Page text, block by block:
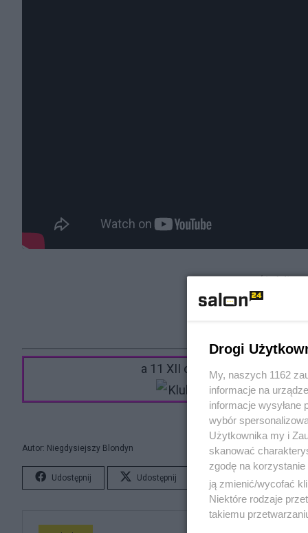
(źródło:
a 11 XII od 18 będę słuchał
Autor: Niegdysiejszy Blondyn
Udostępnij Udostępnij
Drogi
My, naszych 1162
informacje na
informacje wysyłane
wybór
Użytkownika my i
skanować
zgodę na
ją zmienić/wycofać
Niektóre rodzaje
takiemu